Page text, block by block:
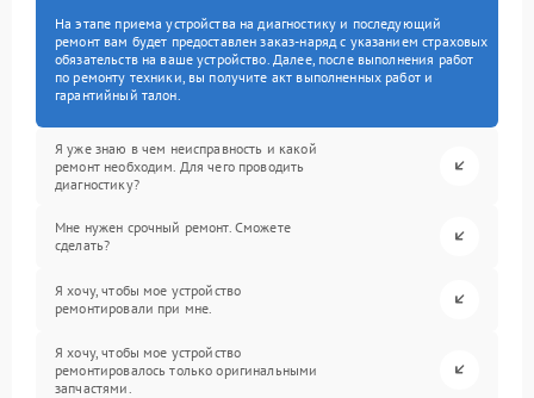
На этапе приема устройства на диагностику и последующий
ремонт вам будет предоставлен заказ-наряд с указанием страховых
обязательств на ваше устройство. Далее, после выполнения работ
по ремонту техники, вы получите акт выполненных работ и
гарантийный талон.
Я уже знаю в чем неисправность и какой
ремонт необходим. Для чего проводить
диагностику?
Мне нужен срочный ремонт. Сможете
сделать?
Я хочу, чтобы мое устройство
ремонтировали при мне.
Я хочу, чтобы мое устройство
ремонтировалось только оригинальными
запчастями.